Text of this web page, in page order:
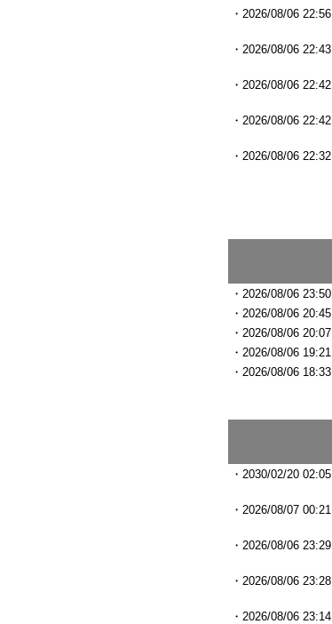
・2026/08/06 22:56
・2026/08/06 22:43
・2026/08/06 22:42
・2026/08/06 22:42
・2026/08/06 22:32
・2026/08/06 23:50
・2026/08/06 20:45
・2026/08/06 20:07
・2026/08/06 19:21
・2026/08/06 18:33
・2030/02/20 02:05
・2026/08/07 00:21
・2026/08/06 23:29
・2026/08/06 23:28
・2026/08/06 23:14